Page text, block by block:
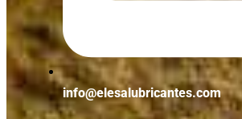
info@elesalubricantes.com